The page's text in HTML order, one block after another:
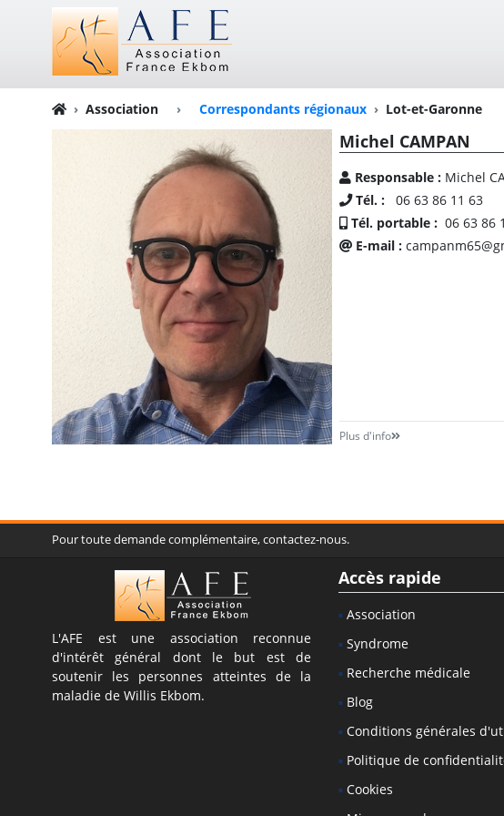
Association › Correspondants régionaux Lot-et-Garonne
Michel CAMPAN
Responsable : Michel
Tél. :
06 63 86 11 63
Tél. portable : 06 63 86
E-mail :
Plus d'info
Pour toute demande complémentaire, contactez-nous.
L'AFE est une association reconnue
d'intérêt général dont le but est de
soutenir les personnes atteintes de la
maladie de Willis Ekbom.
Accès rapide
Association
Syndrome
Recherche médicale
Blog
Conditions générales
Politique de
Cookies